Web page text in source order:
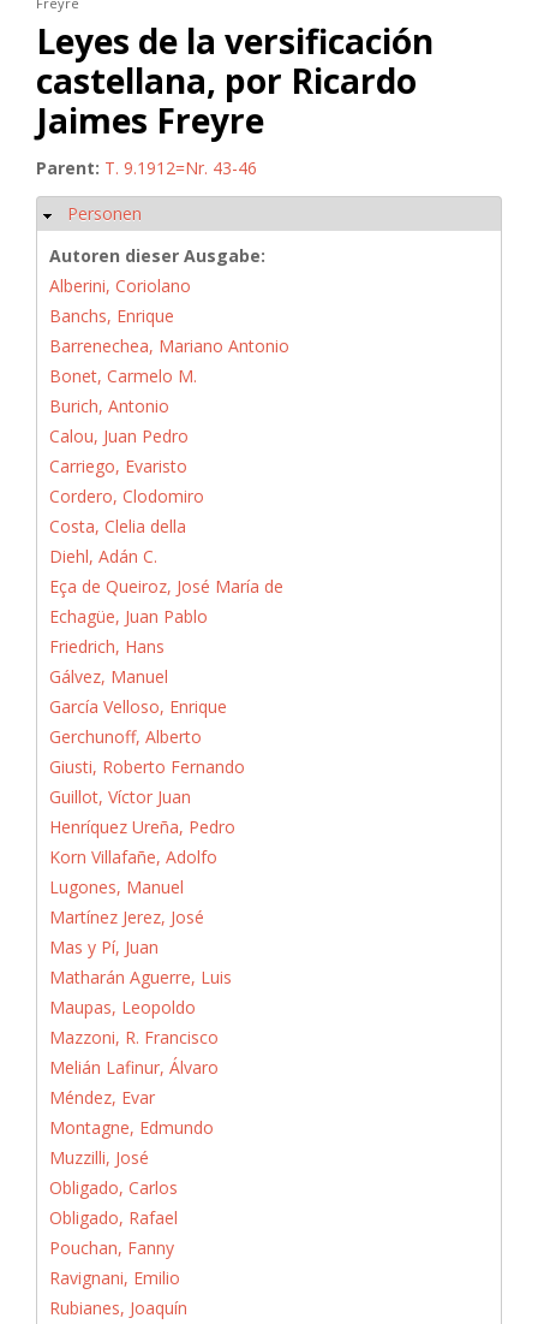
Leyes de la versificación
castellana, por Ricardo
Jaimes Freyre
Parent: T. 9.1912=Nr. 43-46
Ausblenden
Personen
Autoren dieser Ausgabe:
Alberini, Coriolano
Banchs, Enrique
Barrenechea, Mariano Antonio
Bonet, Carmelo M.
Burich, Antonio
Calou, Juan Pedro
Carriego, Evaristo
Cordero, Clodomiro
Costa, Clelia della
Diehl, Adán C.
Eça de Queiroz, José María de
Echagüe, Juan Pablo
Friedrich, Hans
Gálvez, Manuel
García Velloso, Enrique
Gerchunoff, Alberto
Giusti, Roberto Fernando
Guillot, Víctor Juan
Henríquez Ureña, Pedro
Korn Villafañe, Adolfo
Lugones, Manuel
Martínez Jerez, José
Mas y Pí, Juan
Matharán Aguerre, Luis
Maupas, Leopoldo
Mazzoni, R. Francisco
Melián Lafinur, Álvaro
Méndez, Evar
Montagne, Edmundo
Muzzilli, José
Obligado, Carlos
Obligado, Rafael
Pouchan, Fanny
Ravignani, Emilio
Rubianes, Joaquín